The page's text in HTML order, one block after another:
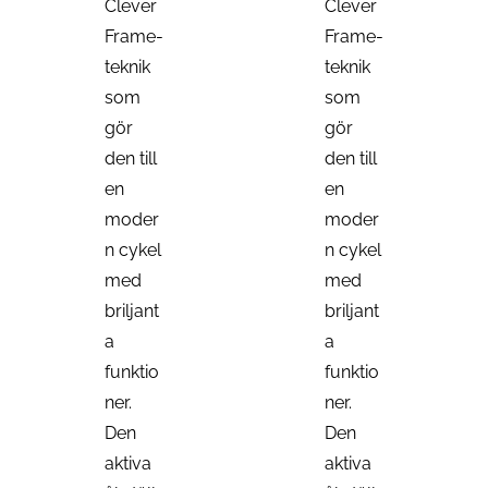
Clever
Frame-
teknik
som
gör
den till
en
moder
n cykel
med
briljant
a
funktio
ner.
Den
aktiva
Clever
Frame-
teknik
som
gör
den till
en
moder
n cykel
med
briljant
a
funktio
ner.
Den
aktiva